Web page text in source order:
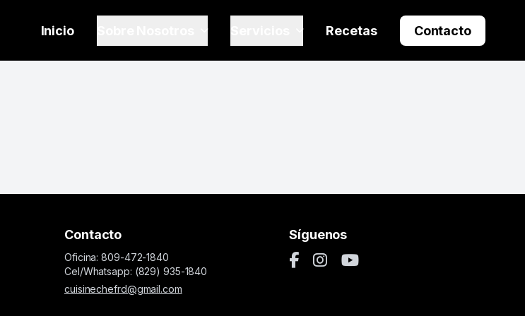
Inicio Recetas Contacto
Contacto
Oficina: 809-472-1840
Cel/Whatsapp: (829) 935-1840
cuisinechefrd@gmail.com
Síguenos